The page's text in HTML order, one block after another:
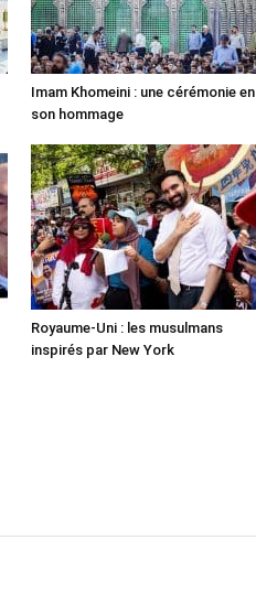
Imam Khomeini : une cérémonie en
son hommage
Royaume-Uni : les musulmans
inspirés par New York